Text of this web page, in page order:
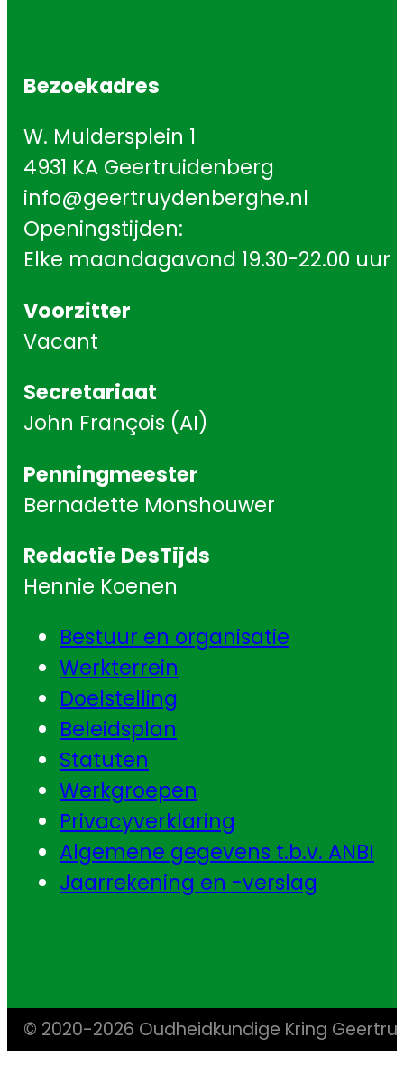
Bezoekadres
W. Muldersplein 1
4931 KA Geertruidenberg
info@geertruydenberghe.nl
Openingstijden:
Elke maandagavond 19.30-22.00 uur
Voorzitter
Vacant
Secretariaat
John François (AI)
Penningmeester
Bernadette Monshouwer
Redactie DesTijds
Hennie Koenen
Bestuur en organisatie
Werkterrein
Doelstelling
Beleidsplan
Statuten
Werkgroepen
Privacyverklaring
Algemene gegevens t.b.v. ANBI
Jaarrekening en -verslag
© 2020-2026 Oudheidkundige Kring